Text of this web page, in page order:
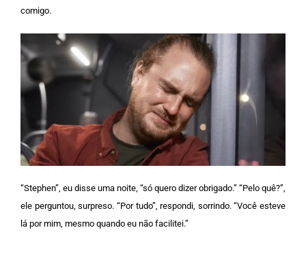
comigo.
“Stephen”, eu disse uma noite, “só quero dizer obrigado.” “Pelo quê?”,
ele perguntou, surpreso. “Por tudo”, respondi, sorrindo. “Você esteve
lá por mim, mesmo quando eu não facilitei.”